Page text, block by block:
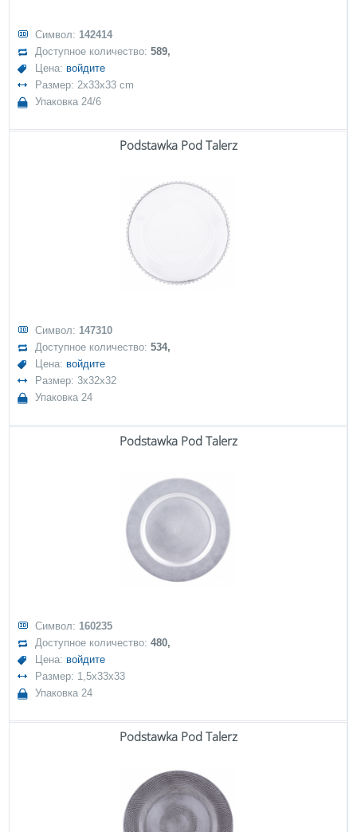
Символ: 142414
Доступное количество:589,
Цена: войдите
Размер: 2x33x33 cm
Упаковка 24/6
Podstawka Pod Talerz
Символ: 147310
Доступное количество:534,
Цена: войдите
Размер: 3x32x32
Упаковка 24
Podstawka Pod Talerz
Символ: 160235
Доступное количество:480,
Цена: войдите
Размер: 1,5x33x33
Упаковка 24
Podstawka Pod Talerz